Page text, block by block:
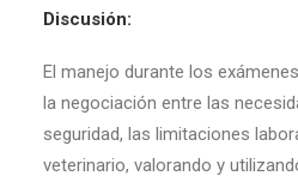
Discusión:
El manejo durante los
la negociación entre las
seguridad, las limitaciones
veterinario, valorando y